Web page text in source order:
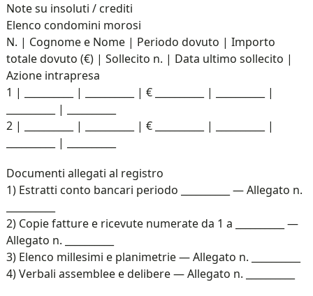
Note su insoluti / crediti
Elenco condomini morosi
N. | Cognome e Nome | Periodo dovuto | Importo
totale dovuto (€) | Sollecito n. | Data ultimo sollecito |
Azione intrapresa
1 | __________ | __________ | € __________ | __________ |
__________ | __________
2 | __________ | __________ | € __________ | __________ |
__________ | __________
Documenti allegati al registro
1) Estratti conto bancari periodo __________ — Allegato n.
2) Copie fatture e ricevute numerate da 1 a __________ —
Allegato n. __________
3) Elenco millesimi e planimetrie — Allegato n. __________
4) Verbali assemblee e delibere — Allegato n. __________